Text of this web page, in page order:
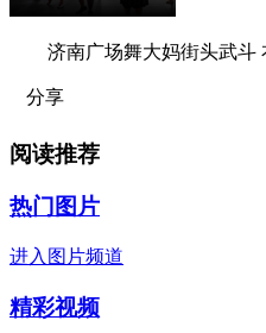
济南广场舞大妈街头武斗
分享
阅读推荐
热门图片
进入图片频道
精彩视频